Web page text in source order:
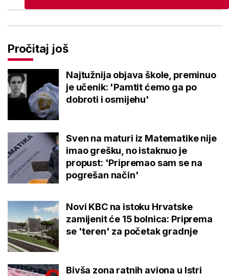
Pročitaj još
Najtužnija objava škole, preminuo
je učenik: 'Pamtit ćemo ga po
dobroti i osmijehu'
Sven na maturi iz Matematike nije
imao grešku, no istaknuo je
propust: 'Pripremao sam se na
pogrešan način'
Novi KBC na istoku Hrvatske
zamijenit će 15 bolnica: Priprema
se 'teren' za početak gradnje
Bivša zona ratnih aviona u Istri